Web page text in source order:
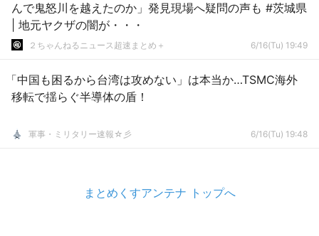
んで鬼怒川を越えたのか」発見現場へ疑問の声も #茨城県
| 地元ヤクザの闇が・・・
２ちゃんねるニュース超速まとめ＋ 6/16(Tu) 19:49
「中国も困るから台湾は攻めない」は本当か…TSMC海外
移転で揺らぐ半導体の盾！
軍事・ミリタリー速報☆彡 6/16(Tu) 19:48
まとめくすアンテナ トップへ